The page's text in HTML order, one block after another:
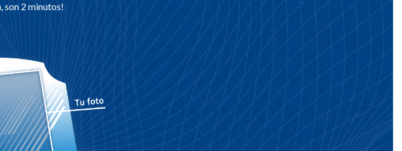
son 2 minutos!